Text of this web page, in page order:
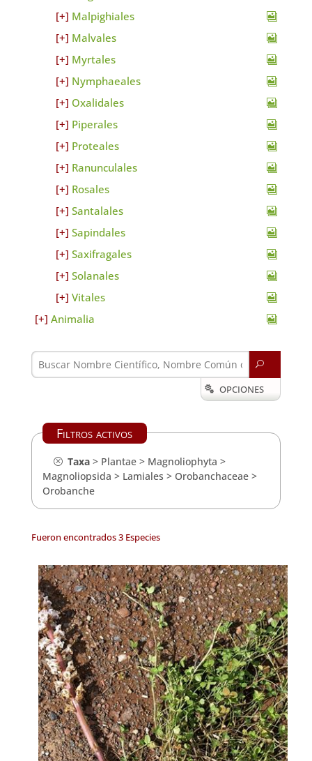
Malpighiales
Malvales
Myrtales
Nymphaeales
Oxalidales
Piperales
Proteales
Ranunculales
Rosales
Santalales
Sapindales
Saxifragales
Solanales
Vitales
Animalia
U
 OPCIONES
Filtros activos
Taxa> Plantae> Magnoliophyta >
Magnoliopsida > Lamiales > Orobanchaceae>
Orobanche
Fueron encontrados 3 Especies